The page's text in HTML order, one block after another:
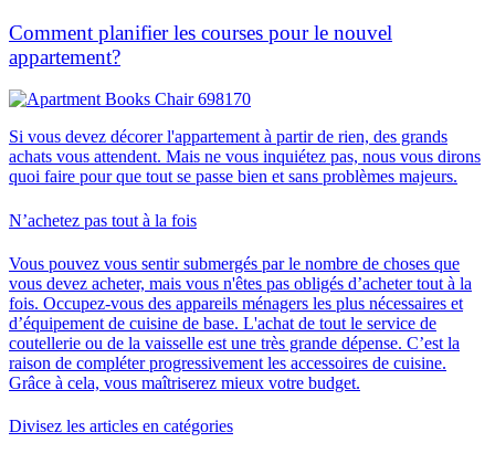
Comment planifier les courses pour le nouvel
appartement?
Si vous devez décorer l'appartement à partir de rien, des grands
achats vous attendent. Mais ne vous inquiétez pas, nous vous dirons
quoi faire pour que tout se passe bien et sans problèmes majeurs.
N’achetez pas tout à la fois
Vous pouvez vous sentir submergés par le nombre de choses que
vous devez acheter, mais vous n'êtes pas obligés d’acheter tout à la
fois. Occupez-vous des appareils ménagers les plus nécessaires et
d’équipement de cuisine de base. L'achat de tout le service de
coutellerie ou de la vaisselle est une très grande dépense. C’est la
raison de compléter progressivement les accessoires de cuisine.
Grâce à cela, vous maîtriserez mieux votre budget.
Divisez les articles en catégories